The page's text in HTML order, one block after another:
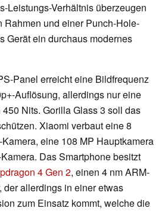
Leistungs-Verhältnis überzeugen
Rahmen und einer Punch-Hole-
Gerät ein durchaus modernes
Panel erreicht eine Bildfrequenz
Auflösung, allerdings nur eine
Nits. Gorilla Glass 3 soll das
Xiaomi verbaut eine 8
eine 108 MP Hauptkamera
Das Smartphone besitzt
4 Gen 2, einen 4 nm ARM-
der allerdings in einer etwas
zum Einsatz kommt, welche die